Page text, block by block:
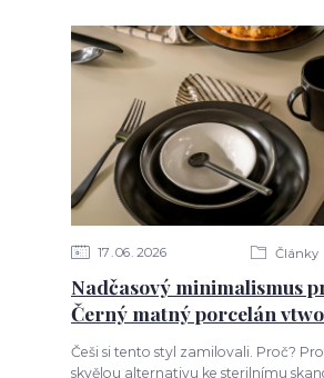
17 06 2026 Články
Nadčasový minimalismus
Černý matný porcelán
Češi si tento styl zamilovali. Proč?
skvělou alternativu ke sterilnímu